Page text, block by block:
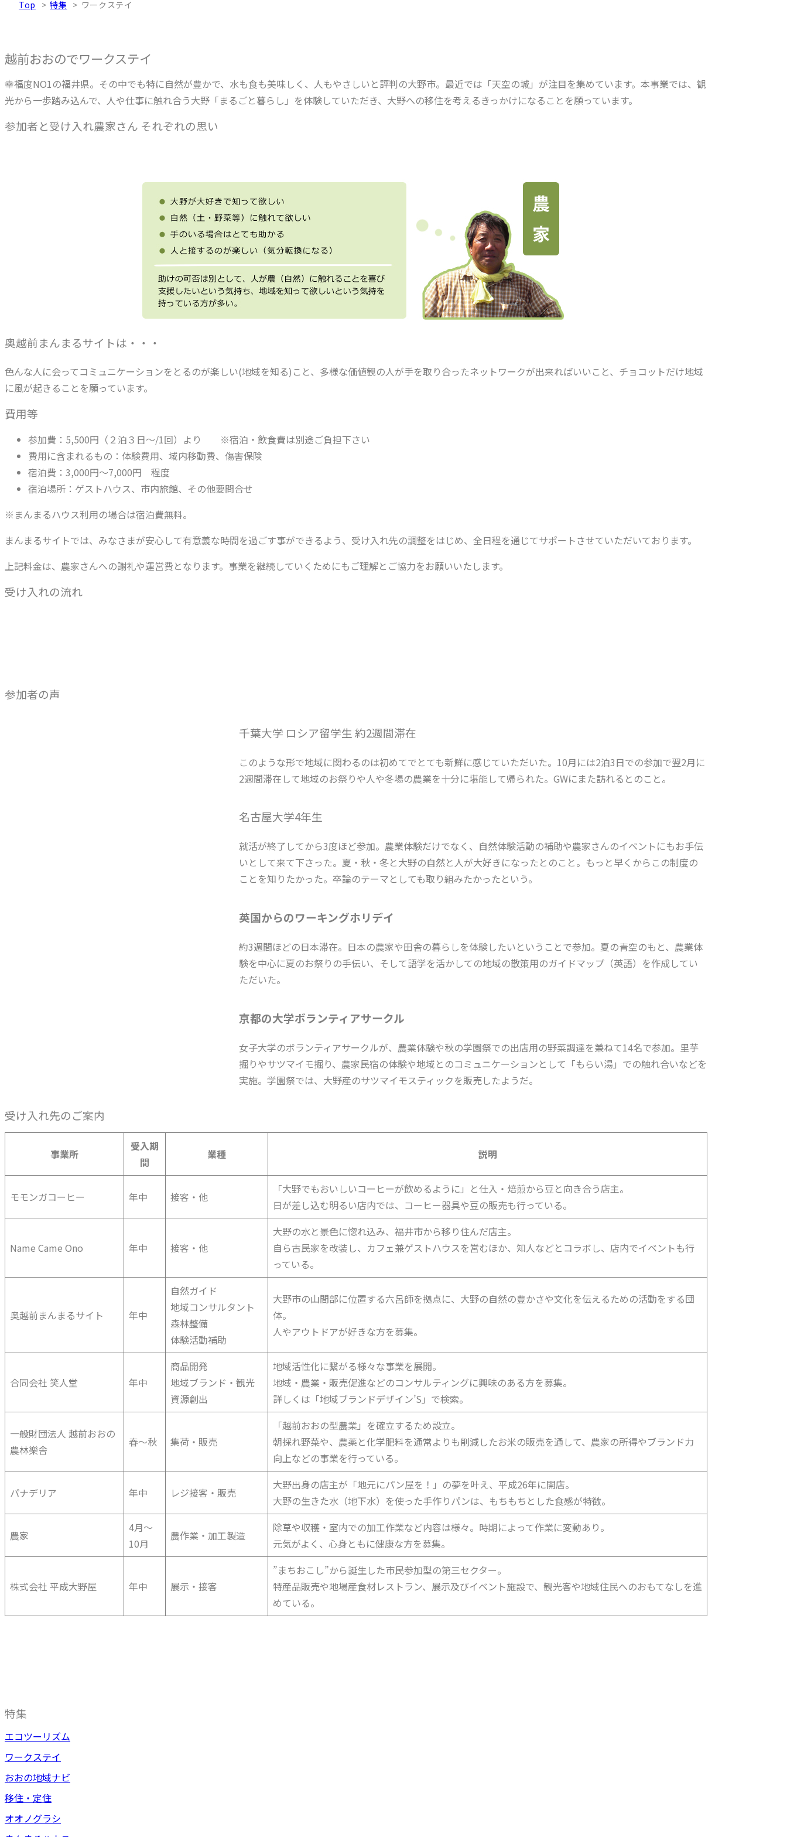
Top 特集 ワークステイ
越前おおのでワークステイ
幸福度NO1の福井県。その中でも特に自然が豊かで、水も食も美味しく、人もやさしいと評判の大野市。最近では「天空の城」が注目を集めています。本事業では、観
光から一歩踏み込んで、人や仕事に触れ合う大野「まるごと暮らし」を体験していただき、大野への移住を考えるきっかけになることを願っています。
参加者と受け入れ農家さん それぞれの思い
奥越前まんまるサイトは・・・
色んな人に会ってコミュニケーションをとるのが楽しい(地域を知る)こと、多様な価値観の人が手を取り合ったネットワークが出来ればいいこと、チョコットだけ地域
に風が起きることを願っています。
費用等
参加費：5,500円（２泊３日〜/1回）より ※宿泊・飲食費は別途ご負担下さい
費用に含まれるもの：体験費用、域内移動費、傷害保険
宿泊費：3,000円〜7,000円 程度
宿泊場所：ゲストハウス、市内旅館、その他要問合せ
※まんまるハウス利用の場合は宿泊費無料。
まんまるサイトでは、みなさまが安心して有意義な時間を過ごす事ができるよう、受け入れ先の調整をはじめ、全日程を通じてサポートさせていただいております。
上記料金は、農家さんへの謝礼や運営費となります。事業を継続していくためにもご理解とご協力をお願いいたします。
受け入れの流れ
参加者の声
千葉大学 ロシア留学生 約2週間滞在
このような形で地域に関わるのは初めてでとても新鮮に感じていただいた。10月には2泊3日での参加で翌2月に
2週間滞在して地域のお祭りや人や冬場の農業を十分に堪能して帰られた。GWにまた訪れるとのこと。
名古屋大学4年生
就活が終了してから3度ほど参加。農業体験だけでなく、自然体験活動の補助や農家さんのイベントにもお手伝
いとして来て下さった。夏・秋・冬と大野の自然と人が大好きになったとのこと。もっと早くからこの制度の
ことを知りたかった。卒論のテーマとしても取り組みたかったという。
英国からのワーキングホリデイ
約3週間ほどの日本滞在。日本の農家や田舎の暮らしを体験したいということで参加。夏の青空のもと、農業体
験を中心に夏のお祭りの手伝い、そして語学を活かしての地域の散策用のガイドマップ（英語）を作成してい
ただいた。
京都の大学ボランティアサークル
女子大学のボランティアサークルが、農業体験や秋の学園祭での出店用の野菜調達を兼ねて14名で参加。里芋
掘りやサツマイモ掘り、農家民宿の体験や地域とのコミュニケーションとして「もらい湯」での触れ合いなどを
実施。学園祭では、大野産のサツマイモスティックを販売したようだ。
受け入れ先のご案内
事業所
受入期
間
業種 説明
モモンガコーヒー 年中 接客・他
「大野でもおいしいコーヒーが飲めるように」と仕入・焙煎から豆と向き合う店主。
日が差し込む明るい店内では、コーヒー器具や豆の販売も行っている。
Name Came Ono 年中 接客・他
大野の水と景色に惚れ込み、福井市から移り住んだ店主。
自ら古民家を改装し、カフェ兼ゲストハウスを営むほか、知人などとコラボし、店内でイベントも行
っている。
奥越前まんまるサイト 年中
自然ガイド
地域コンサルタント
森林整備
体験活動補助
大野市の山間部に位置する六呂師を拠点に、大野の自然の豊かさや文化を伝えるための活動をする団
体。
人やアウトドアが好きな方を募集。
合同会社 笑人堂 年中
商品開発
地域ブランド・観光
資源創出
地域活性化に繋がる様々な事業を展開。
地域・農業・販売促進などのコンサルティングに興味のある方を募集。
詳しくは「地域ブランドデザイン’S」で検索。
一般財団法人 越前おおの
農林樂舎
春〜秋 集荷・販売
「越前おおの型農業」を確立するため設立。
朝採れ野菜や、農薬と化学肥料を通常よりも削減したお米の販売を通して、農家の所得やブランド力
向上などの事業を行っている。
パナデリア 年中 レジ接客・販売
大野出身の店主が「地元にパン屋を！」の夢を叶え、平成26年に開店。
大野の生きた水（地下水）を使った手作りパンは、もちもちとした食感が特徴。
農家
4月〜
10月
農作業・加工製造
除草や収穫・室内での加工作業など内容は様々。時期によって作業に変動あり。
元気がよく、心身ともに健康な方を募集。
株式会社 平成大野屋 年中 展示・接客
”まちおこし”から誕生した市民参加型の第三セクター。
特産品販売や地場産食材レストラン、展示及びイベント施設で、観光客や地域住民へのおもてなしを進
めている。
特集
エコツーリズム
ワークステイ
おおの地域ナビ
移住・定住
オオノグラシ